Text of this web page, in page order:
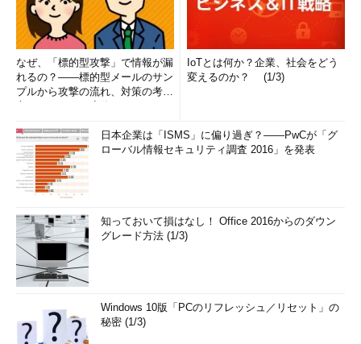
なぜ、「標的型攻撃」で情報が漏
れるの？――標的型メールのサン
プルから攻撃の流れ、対策の考え
IoTとは何か？企業、社会をどう
変えるのか？ (1/3)
日本企業は「ISMS」に偏り過ぎ？――PwCが「グ
ローバル情報セキュリティ調査 2016」を発表
知っておいて損はなし！ Office 2016からのダウン
グレード方法 (1/3)
Windows 10版「PCのリフレッシュ／リセット」の
秘密 (1/3)